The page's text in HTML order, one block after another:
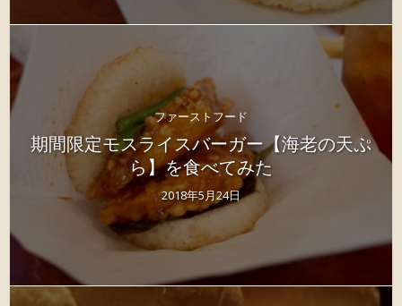
ファーストフード
期間限定モスライスバーガー【海老の天ぷ
ら】を食べてみた
2018年5月24日